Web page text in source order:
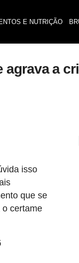
E NUTRIÇÃO
a
isso
que se
o certame